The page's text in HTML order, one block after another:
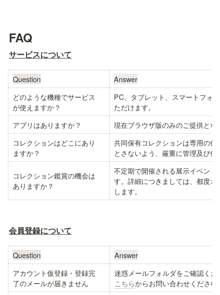
FAQ
サービスについて
Question
Answer
どのような機種でサービス
が使えますか？
PC、タブレット、スマートフォ
ただけます。
アプリはありますか？
現在ブラウザ版のみのご提供とな
コレクションはどこにあり
ますか？
共同保有コレクションは専用の
とさないよう、厳重に管理及び
コレクション鑑賞の機会は
ありますか？
不定期で開催される展示イベン
す。詳細につきましては、都度
します。
会員登録について
Question
Answer
アカウント仮登録・登録完
了のメールが届きません
迷惑メールフォルダをご確認く
こちらからお問い合わせください